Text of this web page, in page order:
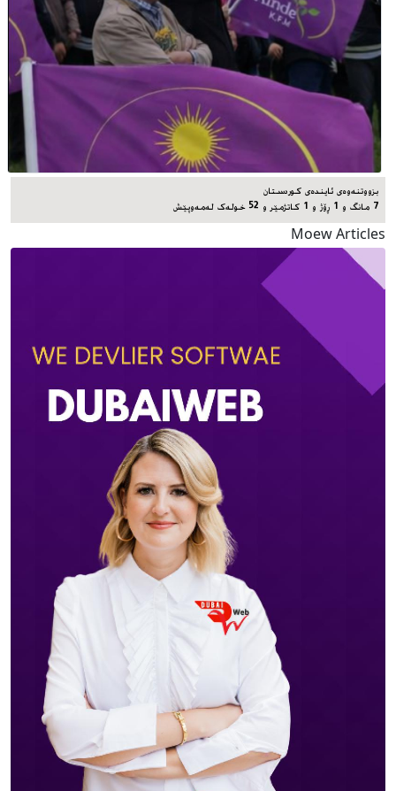
بزووتنەوەی ئایندەی کوردستان
7 مانگ و 1 ڕۆژ و 1 کاتژمێر و 52 خوله‌ک له‌مه‌وپێش‌
Moew Articles